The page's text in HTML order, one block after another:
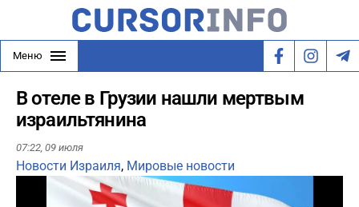
Меню
В отеле в Грузии нашли мертвым
израильтянина
07:22, 09 июля
Новости Израиля, Мировые новости